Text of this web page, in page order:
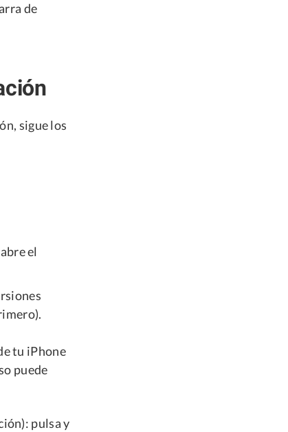
de
sigue los
el
tu iPhone
puede
pulsa y